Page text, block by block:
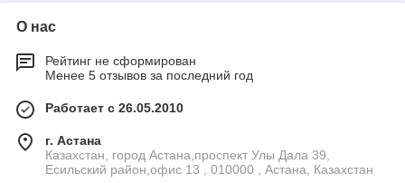
О нас
Рейтинг не сформирован
Менее 5 отзывов за последний год
Работает с 26.05.2010
г. Астана
Казахстан, город Астана,проспект Улы Дала 39,
Есильский район,офис 13 , 010000 , Астана, Казахстан